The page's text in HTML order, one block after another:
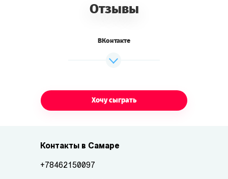
Отзывы
ВКонтакте
Хочу сыграть
Контакты в Самаре
+78462150097